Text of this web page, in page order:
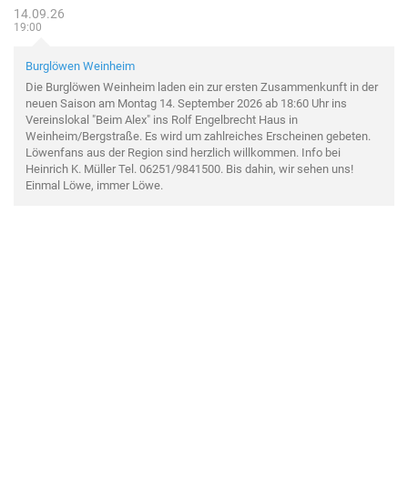
14.09.26
19:00
Burglöwen Weinheim
Die Burglöwen Weinheim laden ein zur ersten Zusammenkunft in der
neuen Saison am Montag 14. September 2026 ab 18:60 Uhr ins
Vereinslokal "Beim Alex" ins Rolf Engelbrecht Haus in
Weinheim/Bergstraße. Es wird um zahlreiches Erscheinen gebeten.
Löwenfans aus der Region sind herzlich willkommen. Info bei
Heinrich K. Müller Tel. 06251/9841500. Bis dahin, wir sehen uns!
Einmal Löwe, immer Löwe.